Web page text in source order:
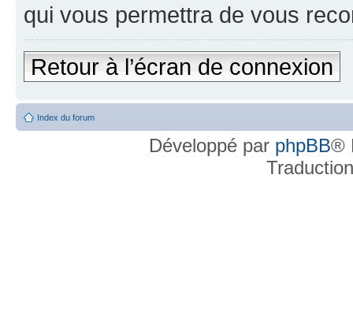
qui vous permettra de vous
Retour à l’écran de connexion
Index du forum
Développé par phpBB®